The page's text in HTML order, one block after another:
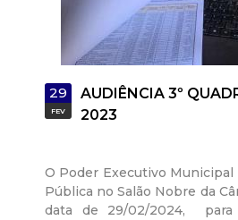
29
FEV
AUDIÊNCIA 3º
2023
O Poder Executivo Municipal
Pública no Salão Nobre da
data de 29/02/2024, para